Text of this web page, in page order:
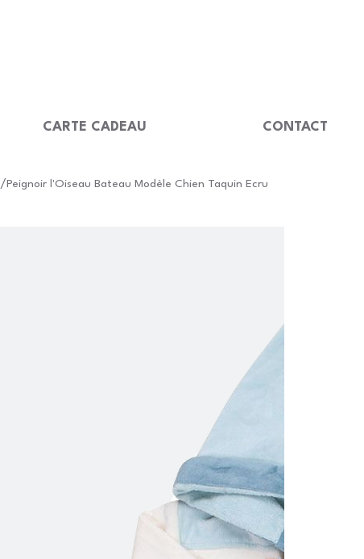
CARTE CADEAU CONTACT
/Peignoir l'Oiseau Bateau Modèle Chien Taquin Ecru